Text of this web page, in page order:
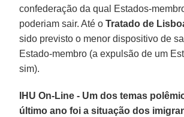
confederação da qual Estados-
poderiam sair. Até oTratado de
sido previsto o menor dispositivo de
Estado-membro (a expulsão de um
sim).
IHU On-Line - Um dos temas
último ano foi a situação dos